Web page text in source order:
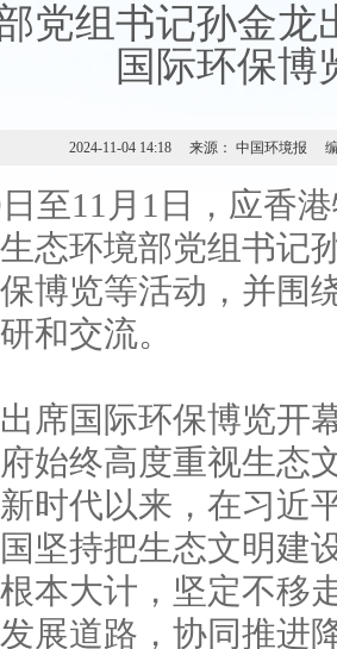
党组书记孙金龙
国际环保博
2024-11-04 14:18 来源： 中国环境报
11月1日，应香港
态环境部党组书记
博览等活动，并围
和交流。
国际环保博览开
始终高度重视生态
时代以来，在习近
坚持把生态文明建
本大计，坚定不移
展道路，协同推进